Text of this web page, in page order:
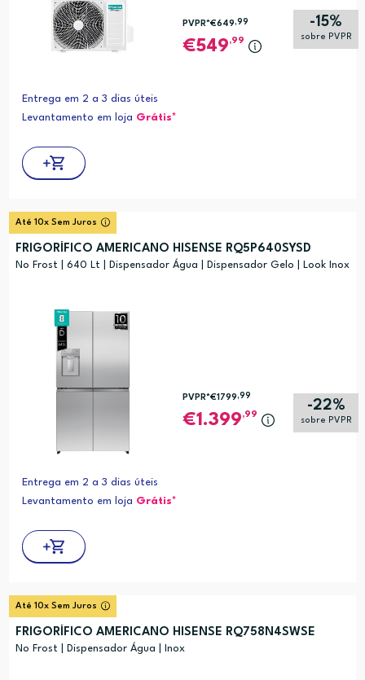
-15%
sobre PVPR
PVPR*€649,99
549,99
Entrega em 2 a 3 dias úteis
Levantamento em loja Grátis*
Até 10x Sem Juros
FRIGORÍFICO AMERICANO HISENSE RQ5P640SYSD
No Frost | 640 Lt | Dispensador Água | Dispensador Gelo | Look Inox
-22%
sobre PVPR
PVPR*€1799,99
1.399,99
Entrega em 2 a 3 dias úteis
Levantamento em loja Grátis*
Até 10x Sem Juros
FRIGORÍFICO AMERICANO HISENSE RQ758N4SWSE
No Frost | Dispensador Água | Inox